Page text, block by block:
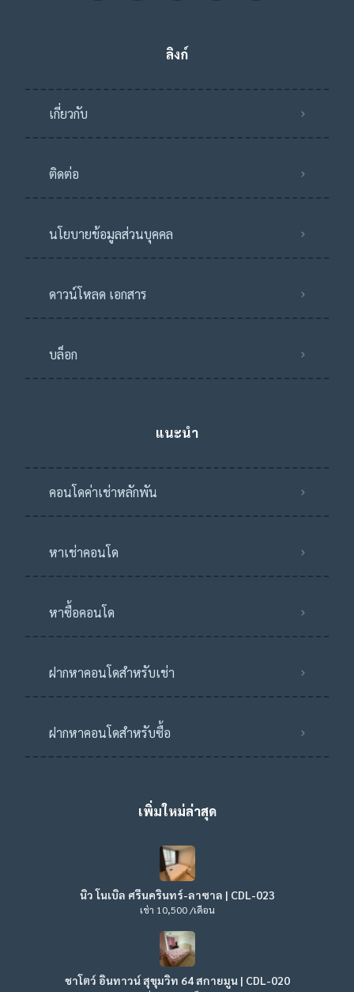
ลิงก์
เกี่ยวกับ
ติดต่อ
นโยบายข้อมูลส่วนบุคคล
ดาวน์โหลด เอกสาร
บล็อก
แนะนำ
คอนโดค่าเช่าหลักพัน
หาเช่าคอนโด
หาซื้อคอนโด
ฝากหาคอนโดสำหรับเช่า
ฝากหาคอนโดสำหรับซื้อ
เพิ่มใหม่ล่าสุด
นิว โนเบิล ศรีนครินทร์-ลาซาล | CDL-023
เช่า 10,500 /เดือน
ชาโตว์ อินทาวน์ สุขุมวิท 64 สกายมูน | CDL-020